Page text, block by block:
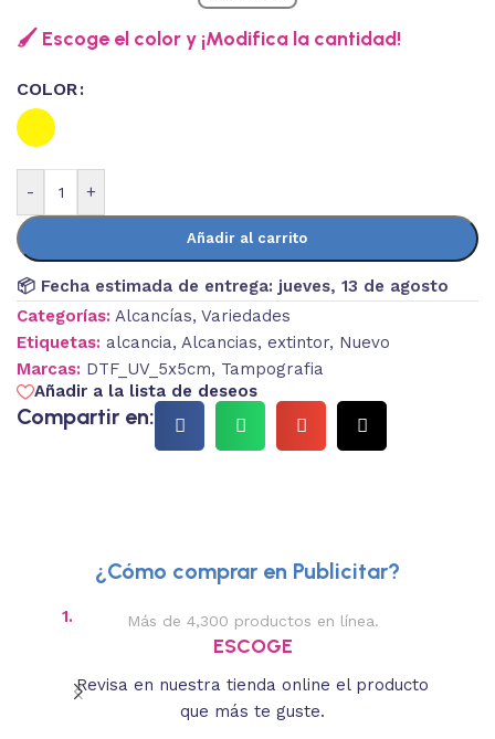
🖌️ Escoge el color y ¡Modifica la cantidad!
COLOR
- +
Añadir al carrito
📦 Fecha estimada de entrega: jueves, 13 de agosto
Categorías: Alcancías, Variedades
Etiquetas: alcancia, Alcancias, extintor, Nuevo
Marcas: DTF_UV_5x5cm, Tampografia
Añadir a la lista de deseos
Compartir en:
¿Cómo comprar en Publicitar?
1. Más de 4,300 productos en línea.
ESCOGE
Revisa en nuestra tienda online el producto
que más te guste.